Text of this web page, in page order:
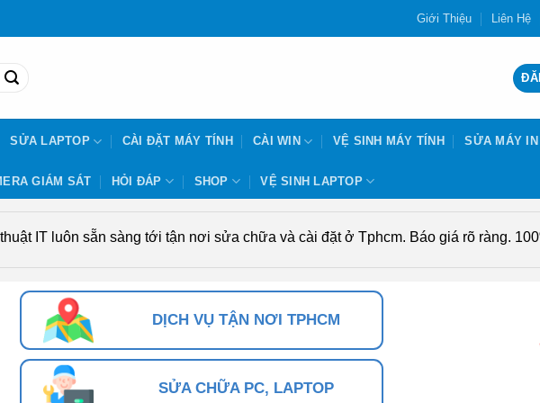
Giới Thiệu Liên Hệ
SỬA LAPTOP CÀI ĐẶT MÁY TÍNH CÀI WIN VỆ SINH MÁY TÍNH SỬA MÁY IN
GIÁM SÁT HỎI ĐÁP SHOP VỆ SINH LAPTOP
IT luôn sẵn sàng tới tận nơi sửa chữa và cài đặt ở Tphcm. Báo giá rõ ràng.
DỊCH VỤ TẬN NƠI TPHCM
SỬA CHỮA PC, LAPTOP